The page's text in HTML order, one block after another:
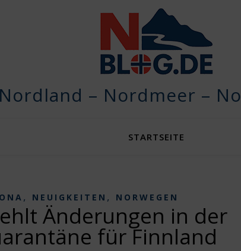
– Nordmeer –
STARTSEITE
, NEUIGKEITEN , NORWEGEN
Änderungen in der
für Finnland